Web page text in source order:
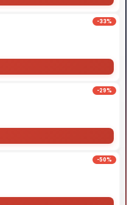
-33%
-29%
-50%